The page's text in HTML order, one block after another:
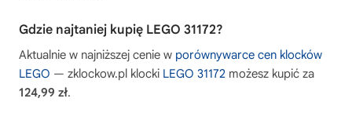
Gdzie najtaniej kupię LEGO 31172?
Aktualnie w najniższej cenie w porównywarce cen klocków
LEGO — zklockow.pl klocki LEGO 31172 możesz kupić za
124,99 zł.